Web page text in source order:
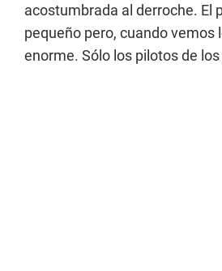
acostumbrada al derroche. El
pequeño pero, cuando
enorme. Sólo los pilotos de